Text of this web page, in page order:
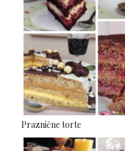
Praznične torte